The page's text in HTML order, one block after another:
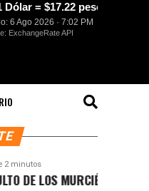
Dólar = $17.22 pesos
6 Ago 2026 · 7:02 PM
ExchangeRate API
2 minutos
LOS MURCIÉLAGOS EN